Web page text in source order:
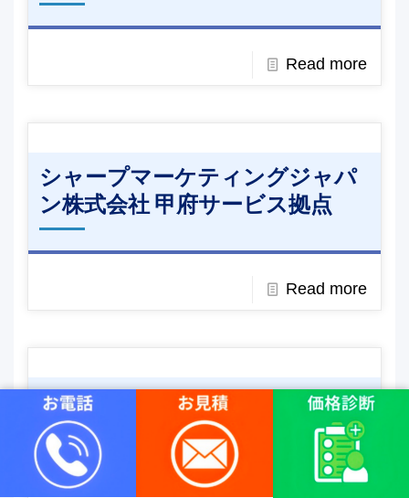
Read more
シャープマーケティングジャパ
ン株式会社 甲府サービス拠点
Read more
シャープマーケティングジャパ
ン株式会社 西東京サービス拠点